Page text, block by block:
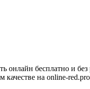
онлайн бесплатно и
качестве на online-